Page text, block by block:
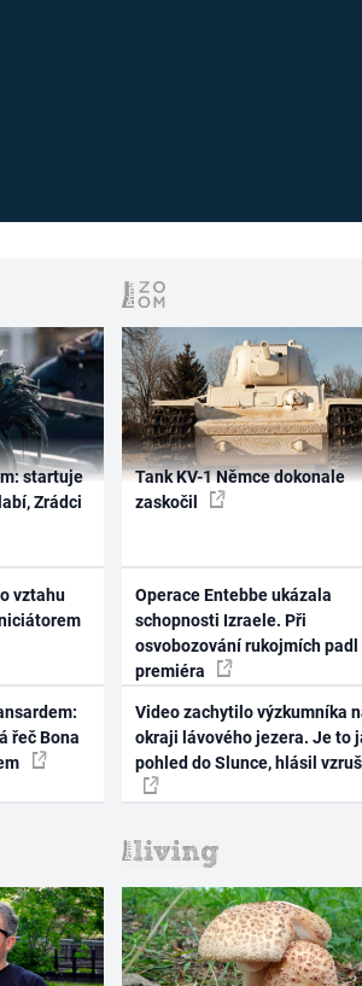
startuje
Zrádci
vztahu
řeč Bona
Tank KV-1 Němce dokonale
zaskočil
Operace Entebbe ukázala
schopnosti Izraele. Při
osvobozování rukojmích
premiéra
Video zachytilo výzkumníka
okraji lávového jezera. Je to
pohled do Slunce, hlásil